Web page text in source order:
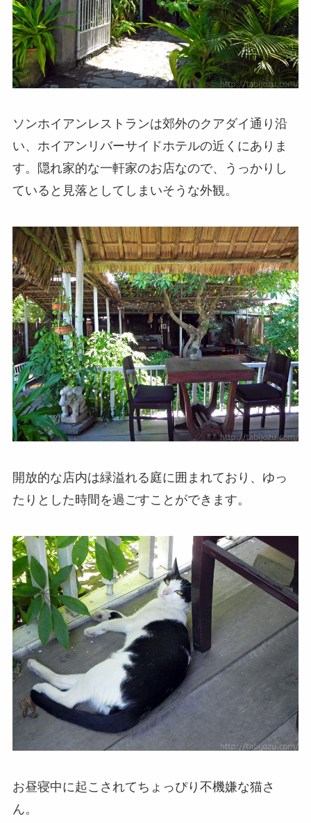
ソンホイアンレストランは郊外のクアダイ通り沿
い、ホイアンリバーサイドホテルの近くにありま
す。隠れ家的な一軒家のお店なので、うっかりし
ていると見落としてしまいそうな外観。
開放的な店内は緑溢れる庭に囲まれており、ゆっ
たりとした時間を過ごすことができます。
お昼寝中に起こされてちょっぴり不機嫌な猫さ
ん。